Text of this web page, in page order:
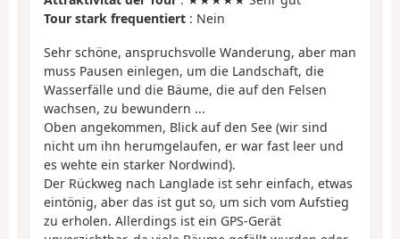
Tour stark frequentiert : Nein
Sehr schöne, anspruchsvolle Wanderung, aber man
muss Pausen einlegen, um die Landschaft, die
Wasserfälle und die Bäume, die auf den Felsen
wachsen, zu bewundern ...
Oben angekommen, Blick auf den See (wir sind
nicht um ihn herumgelaufen, er war fast leer und
es wehte ein starker Nordwind).
Der Rückweg nach Langlade ist sehr einfach, etwas
eintönig, aber das ist gut so, um sich vom Aufstieg
zu erholen. Allerdings ist ein GPS-Gerät